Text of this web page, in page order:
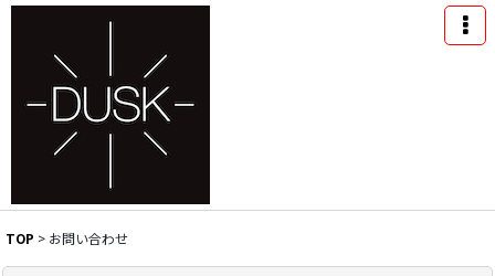
TOP > お問い合わせ